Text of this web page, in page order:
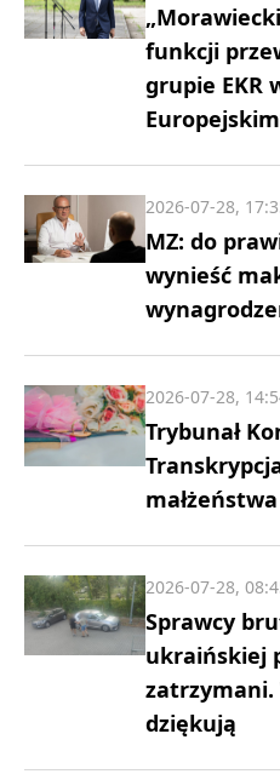
funkcji
grupie EKR
MZ: do
wynieść
2026-07-28,
Trybunał
2026-07-28,
Sprawcy
ukraińskiej
zatrzymani.
dziękują
2026-07-28,